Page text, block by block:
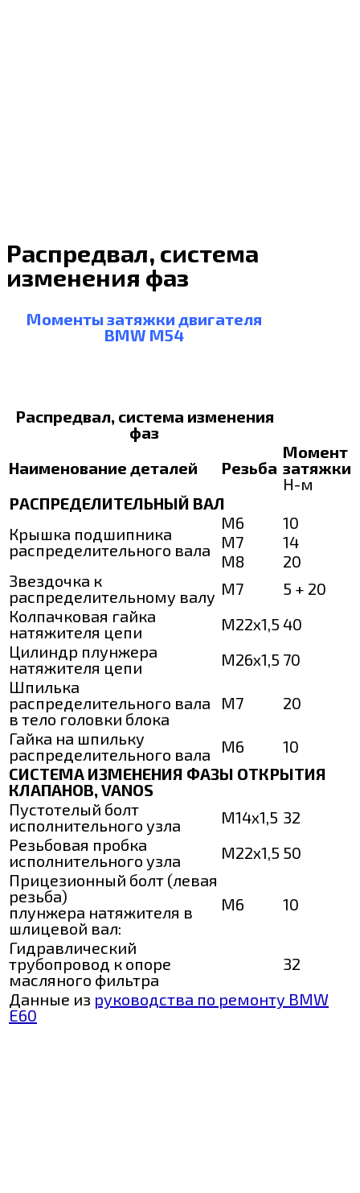
Распредвал, система
изменения фаз
Моменты затяжки двигателя
BMW M54
Распредвал, система изменения
фаз
Наименование деталей
Резьба
Момент
затяжки
Н-м
РАСПРЕДЕЛИТЕЛЬНЫЙ ВАЛ
Крышка подшипника
распределительного вала
М6
10
М7
14
М8
20
Звездочка к
распределительному валу М7
5 + 20
Колпачковая гайка
натяжителя цепи
М22х1,5 40
Цилиндр плунжера
натяжителя цепи
М26х1,5 70
Шпилька
распределительного вала
в тело головки блока
М7
20
Гайка на шпильку
распределительного вала
М6
10
СИСТЕМА ИЗМЕНЕНИЯ ФАЗЫ ОТКРЫТИЯ
КЛАПАНОВ, VANOS
Пустотелый болт
исполнительного узла
М14х1,5 32
Резьбовая пробка
исполнительного узла
М22х1,5 50
Прицезионный болт (левая
резьба)
плунжера натяжителя в
шлицевой вал:
М6 10
Гидравлический
трубопровод к опоре
масляного фильтра
32
Данные из руководства по ремонту BMW
E60